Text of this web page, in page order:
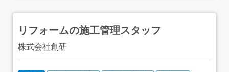
リフォームの施工管理スタッフ
株式会社創研